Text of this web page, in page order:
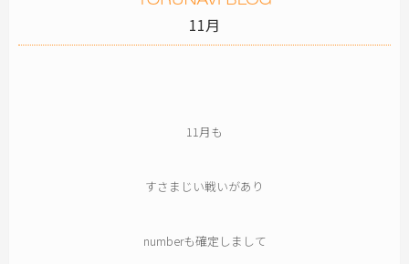
11月
11月も
すさまじい戦いがあり
numberも確定しまして